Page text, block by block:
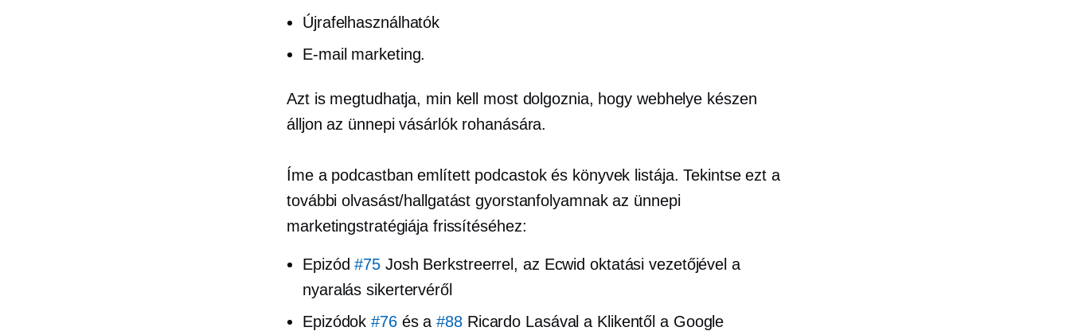
Újrafelhasználhatók
E-mail marketing.
Azt is megtudhatja, min kell most dolgoznia, hogy webhelye készen
álljon az ünnepi vásárlók rohanására.
Íme a podcastban említett podcastok és könyvek listája. Tekintse ezt a
további olvasást/hallgatást gyorstanfolyamnak az ünnepi
marketingstratégiája frissítéséhez:
Epizód#75 Josh Berkstreerrel, az Ecwid oktatási vezetőjével a
nyaralás sikertervéről
Epizódok#76és a#88Ricardo Lasával a Klikentől a Google